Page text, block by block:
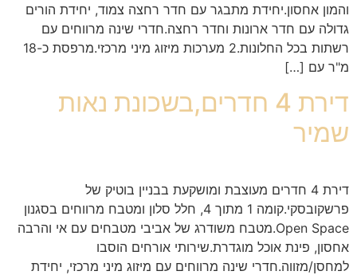
והמון אחסון.יחידת מתבגר עם חדר רחצה צמוד, יחידת הורים
גדולה עם חדר ארונות וחדר רחצה.חדרי שינה מרווחים עם
רשתות בכל החלונות.2 מערכות מיזוג מיני מרכזי.מרפסת כ-18
מ"ר עם […]
דירת 4 חדרים,בשכונת נאות
שמיר
דירת 4 חדרים מעוצבת ומושקעת בבניין בוטיק של
פרשקובסקי.קומה 1 מתוך 4, חלל סלון ומטבח מרווחים בסגנון
Open Space.מטבח משודרג של אביבי מטבחים עם אי והרבה
אחסון, פינת אוכל מוגדרת.שירותי אורחים הוסבו
למחסן/מזווה.חדרי שינה מרווחים עם מיזוג מיני מרכזי, יחידת